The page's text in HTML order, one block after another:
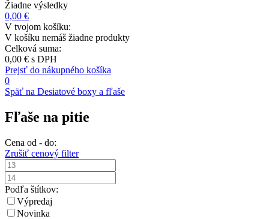
Žiadne výsledky
0,00 €
V tvojom košíku:
V košíku nemáš žiadne produkty
Celková suma:
0,00 € s DPH
Prejsť do nákupného košíka
0
Späť na Desiatové boxy a fľaše
Fľaše na pitie
Cena od - do:
Zrušiť cenový filter
Podľa štítkov:
Výpredaj
Novinka